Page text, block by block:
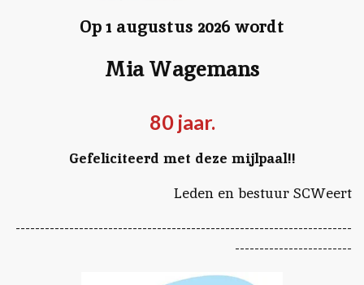
Op 1 augustus 2026 wordt
Mia Wagemans
80 jaar.
Gefeliciteerd met deze mijlpaal!!
Leden en bestuur SCWeert
---------------------------------------------------------------------
------------------------